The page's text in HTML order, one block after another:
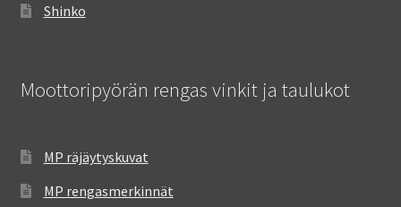
Shinko
Moottoripyörän rengas vinkit ja taulukot
MP räjäytyskuvat
MP rengasmerkinnät